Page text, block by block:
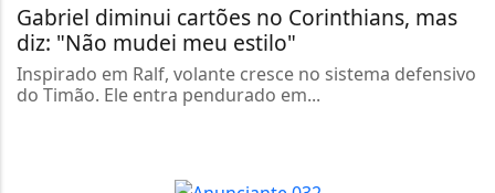
Gabriel diminui cartões no Corinthians, mas
diz: "Não mudei meu estilo"
Inspirado em Ralf, volante cresce no sistema defensivo
do Timão. Ele entra pendurado em...